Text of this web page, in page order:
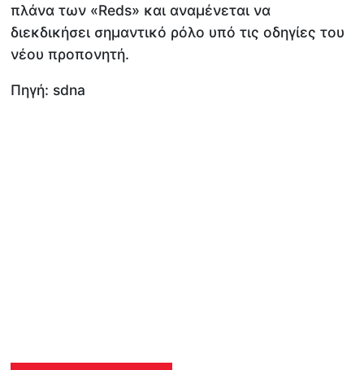
πλάνα των «Reds» και αναμένεται να
διεκδικήσει σημαντικό ρόλο υπό τις οδηγίες του
νέου προπονητή.
Πηγή: sdna